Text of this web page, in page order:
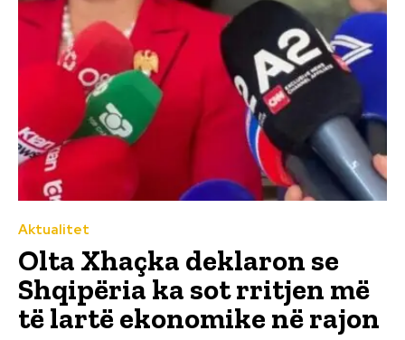
Aktualitet
Olta Xhaçka deklaron se
Shqipëria ka sot rritjen më
të lartë ekonomike në rajon